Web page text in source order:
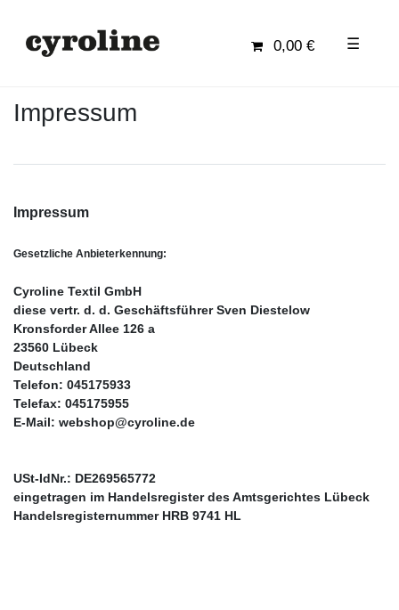
0,00 € ☰
Impressum
Impressum
Gesetzliche Anbieterkennung:
Cyroline Textil GmbH
diese vertr. d. d. Geschäftsführer Sven Diestelow
Kronsforder Allee 126 a
23560 Lübeck
Deutschland
Telefon: 045175933
Telefax: 045175955
E-Mail: webshop@cyroline.de
USt-IdNr.: DE269565772
eingetragen im Handelsregister des Amtsgerichtes Lübeck
Handelsregisternummer HRB 9741 HL